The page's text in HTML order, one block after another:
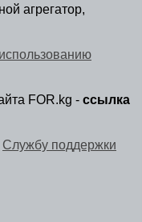
агрегатор,
FOR.kg - ссылка
Службу поддержки